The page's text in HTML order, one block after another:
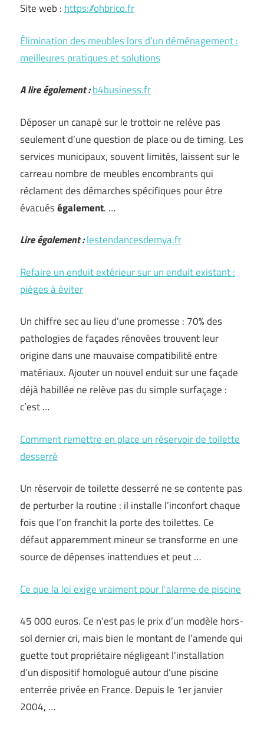
Site web : https://ohbrico.fr
Élimination des meubles lors d’un déménagement :
meilleures pratiques et solutions
A lire également :b4business.fr
Déposer un canapé sur le trottoir ne relève pas
seulement d’une question de place ou de timing. Les
services municipaux, souvent limités, laissent sur le
carreau nombre de meubles encombrants qui
réclament des démarches spécifiques pour être
évacuéségalement. …
Lire également :lestendancesdemya.fr
Refaire un enduit extérieur sur un enduit existant :
pièges à éviter
Un chiffre sec au lieu d’une promesse : 70% des
pathologies de façades rénovées trouvent leur
origine dans une mauvaise compatibilité entre
matériaux. Ajouter un nouvel enduit sur une façade
déjà habillée ne relève pas du simple surfaçage :
c’est …
Comment remettre en place un réservoir de toilette
desserré
Un réservoir de toilette desserré ne se contente pas
de perturber la routine : il installe l’inconfort chaque
fois que l’on franchit la porte des toilettes. Ce
défaut apparemment mineur se transforme en une
source de dépenses inattendues et peut …
Ce que la loi exige vraiment pour l’alarme de piscine
45 000 euros. Ce n’est pas le prix d’un modèle hors-
sol dernier cri, mais bien le montant de l’amende qui
guette tout propriétaire négligeant l’installation
d’un dispositif homologué autour d’une piscine
enterrée privée en France. Depuis le 1er janvier
2004, …